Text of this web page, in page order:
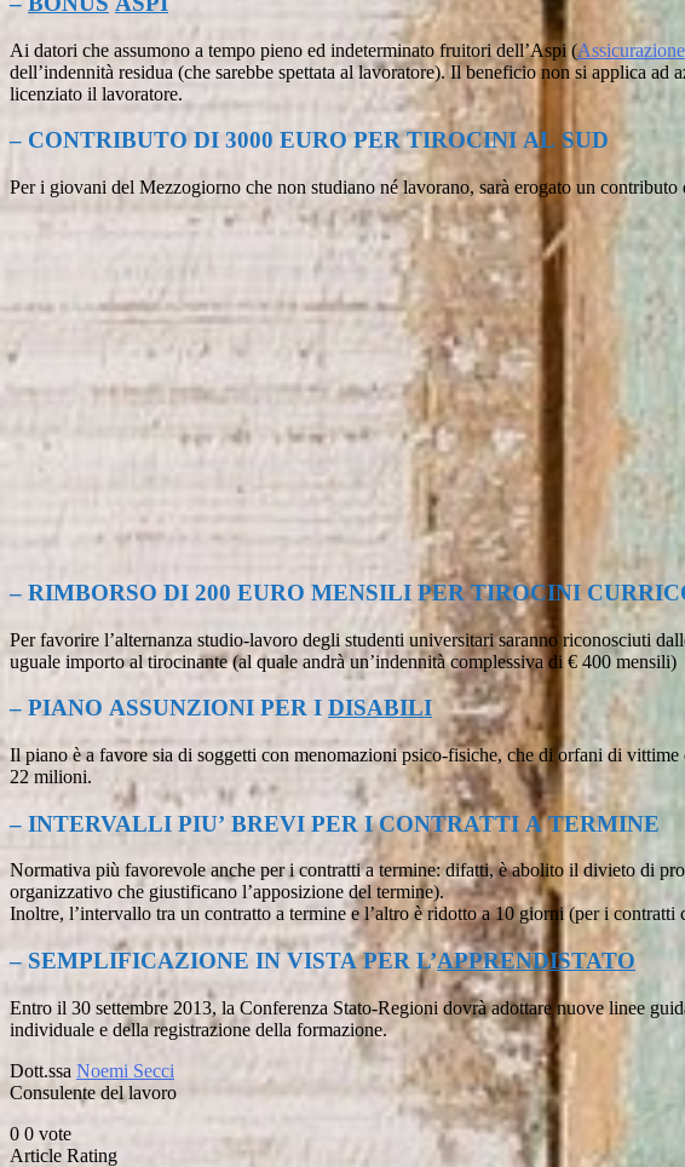
Ai datori che assumono a tempo pieno ed indeterminato fruitori dell’Aspi (Assicurazione
dell’indennità residua (che sarebbe spettata al lavoratore). Il beneficio non si applica
licenziato il lavoratore.
– CONTRIBUTO DI 3000 EURO PER TIROCINI AL SUD
Per i giovani del Mezzogiorno che non studiano né lavorano, sarà erogato un
– RIMBORSO DI 200 EURO MENSILI PER TIROCINI
Per favorire l’alternanza studio-lavoro degli studenti universitari saranno riconosciuti
uguale importo al tirocinante (al quale andrà un’indennità complessiva di € 400 mensili)
– PIANO ASSUNZIONI PER I DISABILI
Il piano è a favore sia di soggetti con menomazioni psico-fisiche, che di orfani di
22 milioni.
– INTERVALLI PIU’ BREVI PER I CONTRATTI A TERMINE
Normativa più favorevole anche per i contratti a termine: difatti, è abolito il divieto di
organizzativo che giustificano l’apposizione del termine).
Inoltre, l’intervallo tra un contratto a termine e l’altro è ridotto a 10 giorni (per i
– SEMPLIFICAZIONE IN VISTA PER L’APPRENDISTATO
Entro il 30 settembre 2013, la Conferenza Stato-Regioni dovrà adottare nuove linee
individuale e della registrazione della formazione.
Dott.ssa Noemi Secci
Consulente del lavoro
0 0 vote
Article Rating